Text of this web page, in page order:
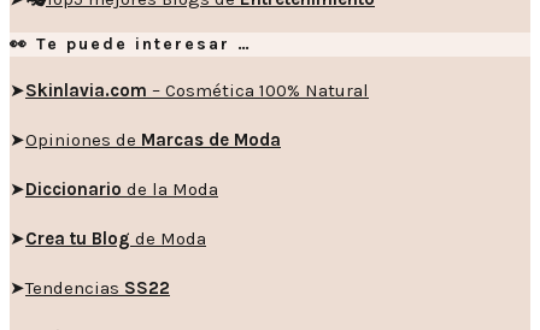
👀 Te puede interesar …
➤Skinlavia.com – Cosmética 100% Natural
➤Opiniones de Marcas de Moda
➤Diccionario de la Moda
➤Crea tu Blog de Moda
➤Tendencias SS22